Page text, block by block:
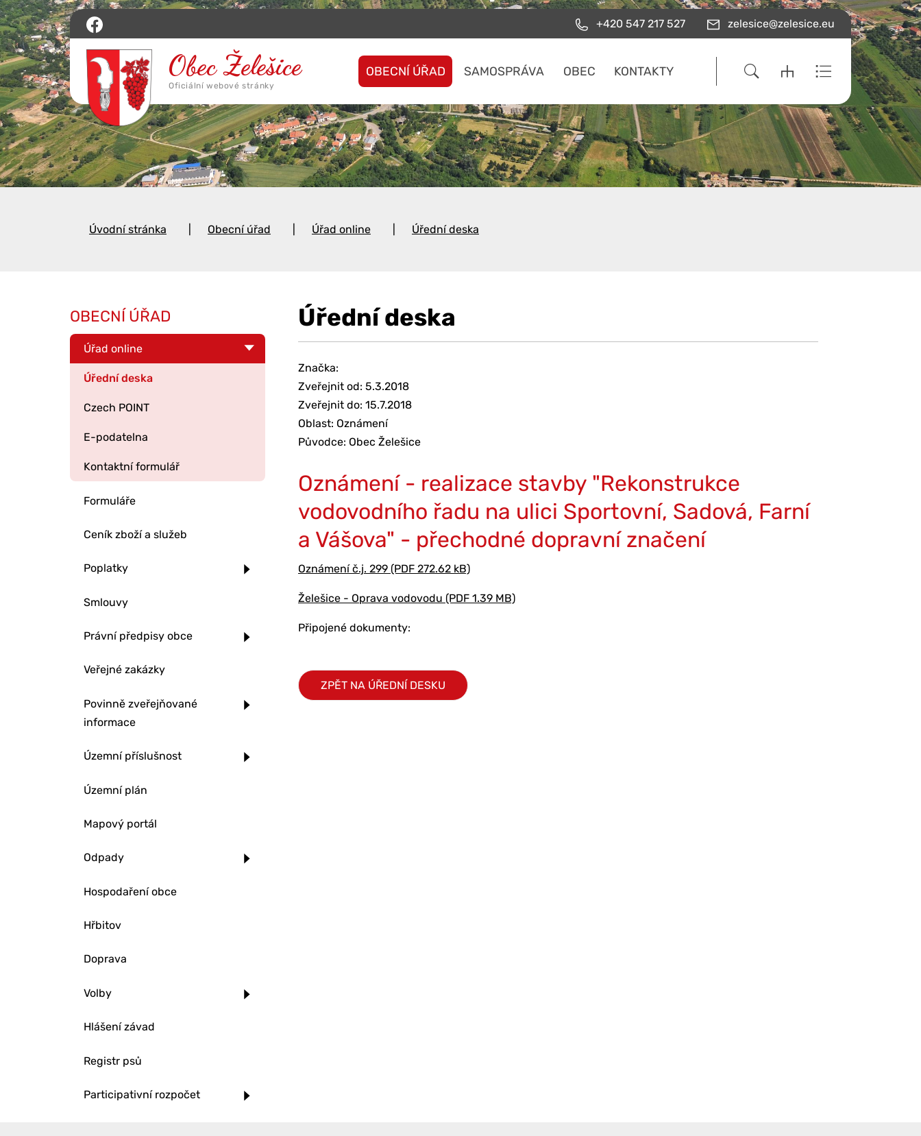
+420 547 217 527 zelesice@zelesice.eu
OBECNÍ ÚŘAD SAMOSPRÁVA OBEC KONTAKTY
Úvodní stránka Obecní úřad Úřad online Úřední deska
Úřední deska
Značka:
Zveřejnit od: 5.3.2018
Zveřejnit do: 15.7.2018
Oblast: Oznámení
Původce: Obec Želešice
Oznámení - realizace stavby "Rekonstrukce
vodovodního řadu na ulici Sportovní, Sadová, Farní
a Vášova" - přechodné dopravní značení
Oznámení č.j. 299 (PDF 272.62 kB)
Želešice - Oprava vodovodu (PDF 1.39 MB)
Připojené dokumenty:
ZPĚT NA ÚŘEDNÍ DESKU
OBECNÍ ÚŘAD
Úřad online
Úřední deska
Czech POINT
E-podatelna
Kontaktní formulář
Formuláře
Ceník zboží a služeb
Poplatky
Smlouvy
Právní předpisy obce
Veřejné zakázky
Povinně zveřejňované
informace
Územní příslušnost
Územní plán
Mapový portál
Odpady
Hospodaření obce
Hřbitov
Doprava
Volby
Hlášení závad
Registr psů
Participativní rozpočet